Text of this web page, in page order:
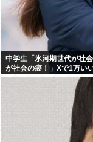
中学生「氷河期世代が社
が社会の癌！」Xで1万い